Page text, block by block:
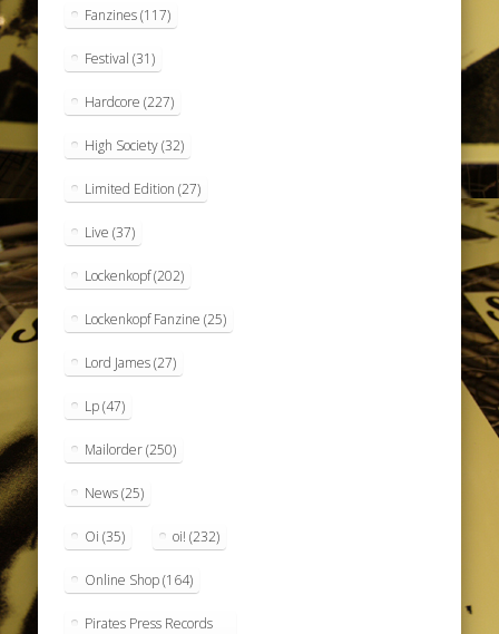
Fanzines(117)
Festival (31)
Hardcore (227)
High Society(32)
Limited Edition (27)
Live (37)
Lockenkopf(202)
Lockenkopf Fanzine (25)
Lord James(27)
Lp(47)
Mailorder(250)
News(25)
Oi (35) oi! (232)
Online Shop(164)
Pirates Press Records